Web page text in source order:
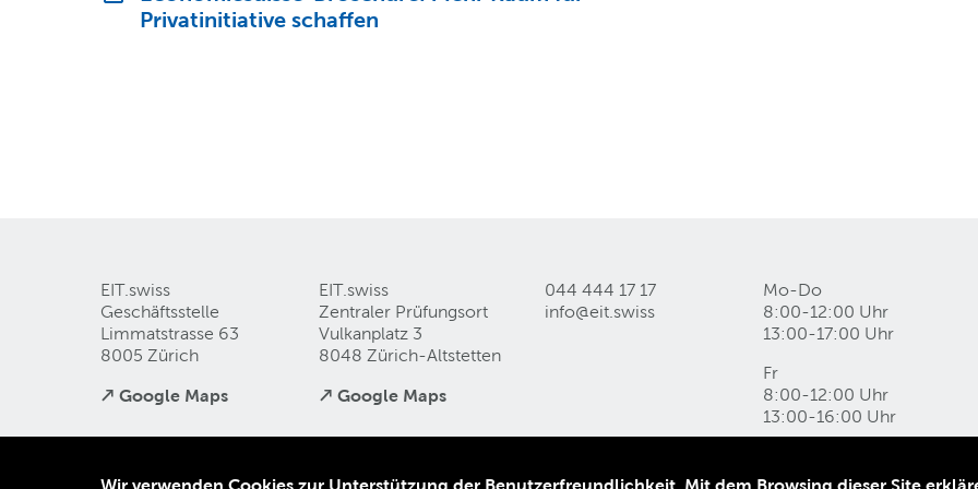
Privatinitiative schaffen
EIT.swiss
Geschäftsstelle
Limmatstrasse 63
8005 Zürich
↗ Google Maps
EIT.swiss
Zentraler Prüfungsort
Vulkanplatz 3
8048 Zürich-Altstetten
↗ Google Maps
044 444 17 17
info@eit swiss
Mo-Do
8:00-12:00 Uhr
13:00-17:00 Uhr
Fr
8:00-12:00 Uhr
13:00-16:00 Uhr
Wir verwenden Cookies zur Unterstützung der Benutzerfreundlichkeit. Mit dem Browsing dieser Site